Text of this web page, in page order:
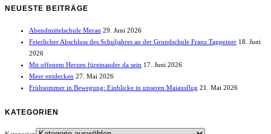
NEUESTE BEITRÄGE
Abendmittelschule Meran 29. Juni 2026
Feierlicher Abschluss des Schuljahres an der Grundschule Franz Tappeiner 18. Juni
2026
Mit offenem Herzen füreinander da sein 17. Juni 2026
Meer entdecken 27. Mai 2026
Frühsommer in Bewegung: Einblicke in unseren Maiausflug 21. Mai 2026
KATEGORIEN